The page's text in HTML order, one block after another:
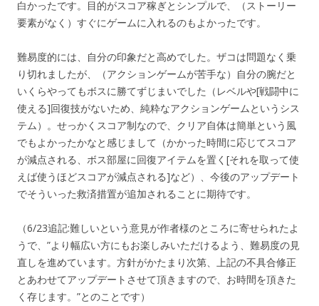
白かったです。目的がスコア稼ぎとシンプルで、（ストーリー
要素がなく）すぐにゲームに入れるのもよかったです。
難易度的には、自分の印象だと高めでした。ザコは問題なく乗
り切れましたが、（アクションゲームが苦手な）自分の腕だと
いくらやってもボスに勝てずじまいでした（レベルや[戦闘中に
使える]回復技がないため、純粋なアクションゲームというシス
テム）。せっかくスコア制なので、クリア自体は簡単という風
でもよかったかなと感じまして（かかった時間に応じてスコア
が減点される、ボス部屋に回復アイテムを置く[それを取って使
えば使うほどスコアが減点される]など）、今後のアップデート
でそういった救済措置が追加されることに期待です。
（6/23追記:難しいという意見が作者様のところに寄せられたよ
うで、”より幅広い方にもお楽しみいただけるよう、難易度の見
直しを進めています。方針がかたまり次第、上記の不具合修正
とあわせてアップデートさせて頂きますので、お時間を頂きた
く存じます。”とのことです）